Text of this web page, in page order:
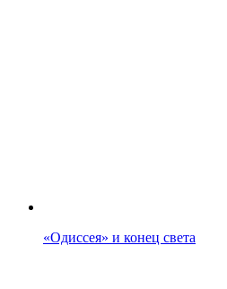
«Одиссея» и конец света